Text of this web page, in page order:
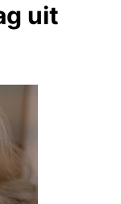
uit